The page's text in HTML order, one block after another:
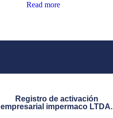
Read more
Registro de activación
empresarial impermaco LTDA.​